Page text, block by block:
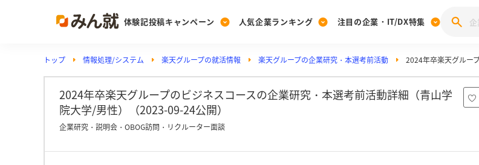
体験記投稿キャンペーン
Post
投稿する
[27卒] 本選考体験記投稿キャンペーン
人気企業ランキング
Ranking
ランキングを見る
みんなのDX企業就職ブランド調査
Vote
注目の企業・IT/DX特集
PickUp
注目の企業特集
トップ 情報処理/システム 楽天グループの就活情報 楽天グループの企業研究・本選考前活動 2024年卒楽天グルー
2024年卒楽天グループのビジネスコースの企業研究・本選考前活動詳細（青山学
院大学/男性）（2023-09-24公開）
企業研究・説明会・OBOG訪問・リクルーター面談